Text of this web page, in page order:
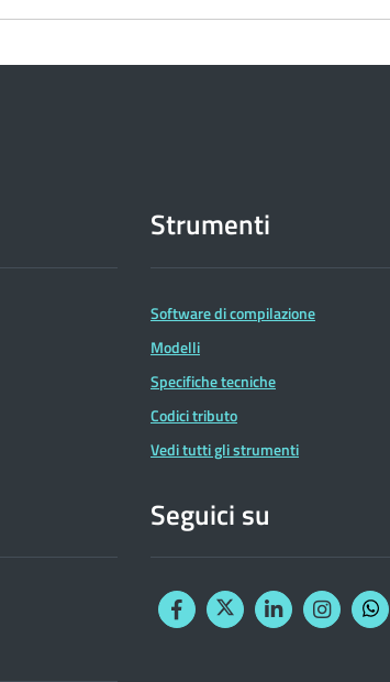
Strumenti
Software di compilazione
Modelli
Specifiche tecniche
Codici tributo
Vedi tutti gli strumenti
Seguici su
FacebookTwitterLinkedinInstagram